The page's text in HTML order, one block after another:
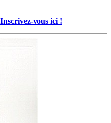
Inscrivez-vous ici !